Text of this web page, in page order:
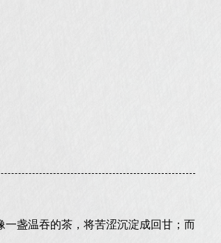
盏温吞的茶，将苦涩沉淀成回甘；而